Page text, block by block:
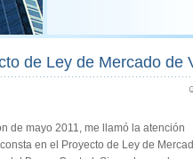
de Ley de Mercado de
de mayo 2011, me llamó la atención
en el Proyecto de Ley de